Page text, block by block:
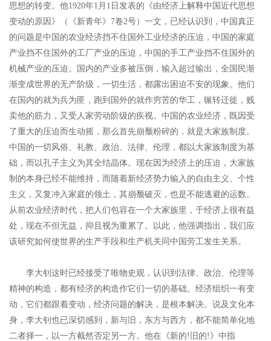
思想的转变。他1920年1月1日发表的《由经济上解释中国近代思想
变动的原因》（《新青年》7卷2号）一文，已经认识到，中国真正
的问题是中国的农业经济挡不住国外工业经济的压迫，中国的家庭
产业挡不住国外的工厂产业的压迫，中国的手工产业挡不住国外的
机械产业的压迫。国内的产业多被压倒，输入超过输出，全国民渐
渐变成世界的无产阶级，一切生活，都露出困迫不安的现象。他们
在国内的就为兵为匪，跑到国外的就作穷苦的华工，辗转迁徙，贱
卖他的筋力，又受人家劳动阶级的疾视。中国的农业经济，既因受
了重大的压迫而生动摇，那么首先崩颓粉碎的，就是大家族制度。
中国的一切风俗、礼教、政治、法律、伦理，都以大家族制度为基
础，而以孔子主义为其全结晶体。现在因为经济上的压迫，大家族
制的本身已经不能维持，而随着新经济势力输入的自由主义、个性
主义，又复冲入家庭的领土，其崩颓破灭，也是不能逃避的运数。
从前农业经济时代，把人们包容在一个大家族里，于经济上很有益
处，现在不但无益，抑且视为重累了。以此，他强调指出，我们应
该研究如何使世界的生产手段和生产机关同中国劳工发生关系。
李大钊这时已经接受了唯物史观，认识到法律、政治、伦理等
精神的构造，都有经济的构造作它们一切的基础。经济组织一有变
动，它们都跟着变动，经济问题的解决，是根本解决。说及文化本
身，李大钊也已深切感到，新与旧，东方与西方，都不能简单化地
二者择一，以一方截然否定另一方。他在《新的!旧的!》中指